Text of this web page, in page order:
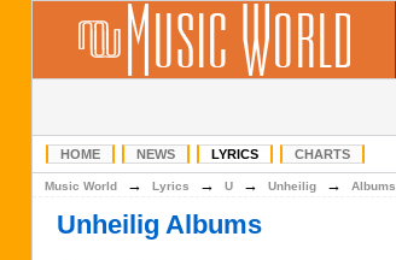
HOME NEWS LYRICS CHARTS
Music World → Lyrics → U → Unheilig → Albums
Unheilig Albums